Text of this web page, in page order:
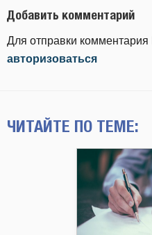
Добавить комментарий
Для отправки
авторизоваться
ЧИТАЙТЕ ПО ТЕМЕ: